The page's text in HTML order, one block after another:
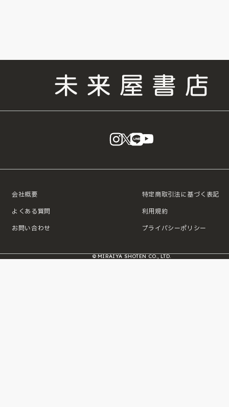
instagram
X LINE
会社概要
よくある質問
お問い合わせ
特定商取引法に基づく表記
利用規約
プライバシーポリシー
© MIRAIYA SHOTEN CO., LTD.